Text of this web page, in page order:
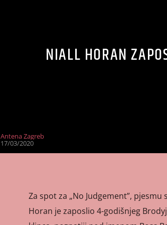
NIALL HORAN
Antena Zagreb
17/03/2020
Za spot za „No Judgement”,
Horan je zaposlio 4-godišnjeg